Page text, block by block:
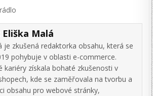
Eliška Malá
je zkušená redaktorka obsahu, která se
pohybuje v oblasti e-commerce.
kariéry získala bohaté zkušenosti v
kde se zaměřovala na tvorbu a
obsahu pro webové stránky,